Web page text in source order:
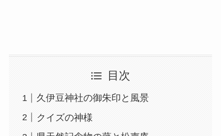
目次
久伊豆神社の御朱印と風景
クイズの神様